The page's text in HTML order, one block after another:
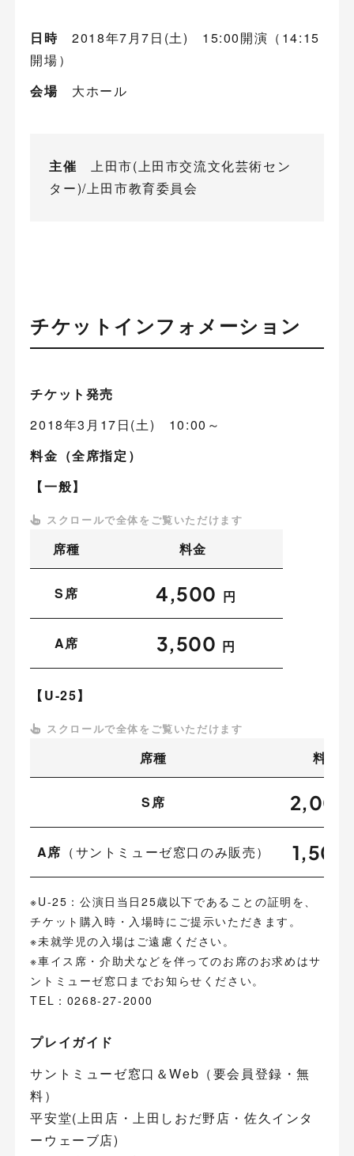
日時 2018年7月7日(土) 15:00開演（14:15
開場）
会場 大ホール
主催 上田市(上田市交流文化芸術セン
ター)/上田市教育委員会
チケットインフォメーション
チケット発売
2018年3月17日(土) 10:00～
料金（全席指定）
【一般】
席種 料金
S席 4,500 円
A席 3,500 円
【U-25】
席種 料金
S席 2,000
A席 （サントミューゼ窓口のみ販売） 1,500
※U-25：公演日当日25歳以下であることの証明を、
チケット購入時・入場時にご提示いただきます。
※未就学児の入場はご遠慮ください。
※車イス席・介助犬などを伴ってのお席のお求めはサ
ントミューゼ窓口までお知らせください。
TEL：0268-27-2000
プレイガイド
サントミューゼ窓口＆Web（要会員登録・無
料）
平安堂(上田店・上田しおだ野店・佐久インタ
ーウェーブ店)